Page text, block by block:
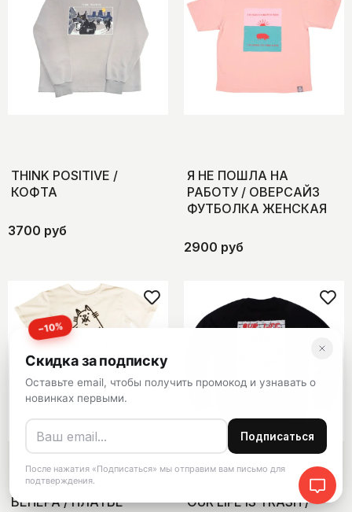
THINK POSITIVE /
КОФТА
3700 руб
Я НЕ ПОШЛА НА
РАБОТУ / ОВЕРСАЙЗ
ФУТБОЛКА ЖЕНСКАЯ
2900 руб
ВЕНЕРА / ПЛАТЬЕ
OUR LIFE IS TRASH /
−10%
Скидка за подписку
Оставьте email, чтобы получить промокод и узнавать о
новинках первыми.
Подписаться
После нажатия «Подписаться» мы отправим вам письмо для
подтверждения.